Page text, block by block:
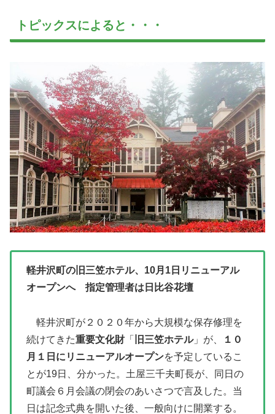
トピックスによると・・・
軽井沢町の旧三笠ホテル、10月1日リニューアル
オープンへ 指定管理者は日比谷花壇
軽井沢町が２０２０年から大規模な保存修理を
続けてきた重要文化財「 旧三笠ホテル」が、
１０
月１日にリニューアルオープンを予定しているこ
とが19日、分かった。土屋三千夫町長が、同日の
町議会６月会議の閉会のあいさつで言及した。当
日は記念式典を開いた後、一般向けに開業する。